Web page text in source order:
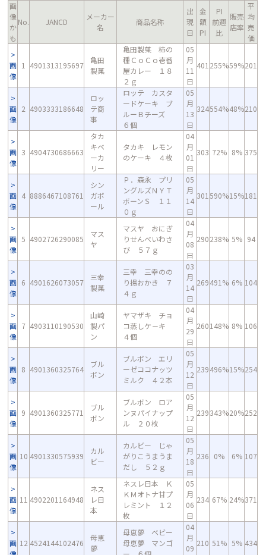
画
像
か
も
No. JANCD
メーカー
名
商品名称
出
現
日
金
額
PI
PI
前週
比
販売
店率
平
均
売
価
画
像
1 4901313195697
亀田
製菓
亀田製菓 柿の
種ＣｏＣｏ壱番
屋カレー １８
２ｇ
05
月
11
日
401 255%59%201
画
像
2 4903333186648
ロッ
テ商
事
ロッテ カスタ
ードケーキ ブ
ルーＢチーズ
６個
05
月
13
日
324554%48%210
画
像
3 4904730686663
タカ
キベ
ーカ
リー
タカキ レモン
のケーキ ４枚
04
月
01
日
303 72% 8% 375
画
像
4 8886467108761
シン
ガポ
ール
Ｐ．森永 プリ
ングルズＮＹＴ
ボーンＳ １１
０ｇ
05
月
14
日
301 590%15%181
画
像
5 4902726290085
マス
ヤ
マスヤ おにぎ
りせんべいわさ
び ５７ｇ
04
月
08
日
290238% 5% 94
画
像
6 4901626073057
三幸
製菓
三幸 三幸のの
り揚おかき ７
４ｇ
03
月
14
日
269491% 6% 104
画
像
7 4903110190530
山崎
製パ
ン
ヤマザキ チョ
コ蒸しケ－キ
４個
04
月
29
日
260148% 8% 106
画
像
8 4901360325764
ブル
ボン
ブルボン エリ
ーゼココナッツ
ミルク ４２本
05
月
12
日
239496%15%254
画
像
9 4901360325771
ブル
ボン
ブルボン ロア
ンヌパイナップ
ル ２０枚
05
月
12
日
239343%20%252
画
像
10 4901330575939
カル
ビー
カルビー じゃ
がりこうまうま
だし ５２ｇ
05
月
18
日
236 0% 6% 107
画
像
11 4902201164948
ネス
レ日
本
ネスレ日本 Ｋ
ＫＭオトナ甘プ
レミント １２
枚
05
月
06
日
234 67% 24%371
画 12 4524144102476
母恵
夢
母恵夢 ベビー
母恵夢 マンゴ
04
月
09
210 51% 5% 434